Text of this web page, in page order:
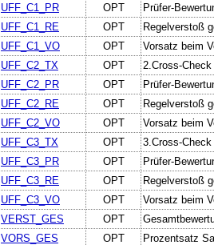
UFF_C1_PR OPT
Prüfer-
UFF_C1_RE OPT
Regelverstoß
UFF_C1_VO OPT
Vorsatz beim
UFF_C2_TX OPT
2.Cross-
UFF_C2_PR OPT
Prüfer-
UFF_C2_RE OPT
Regelverstoß
UFF_C2_VO OPT
Vorsatz beim
UFF_C3_TX OPT
3.Cross-
UFF_C3_PR OPT
Prüfer-
UFF_C3_RE OPT
Regelverstoß
UFF_C3_VO OPT
Vorsatz beim
VERST_GES OPT
VORS_GES OPT
Prozentsatz